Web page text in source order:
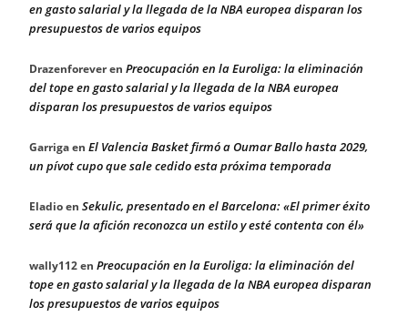
en gasto salarial y la llegada de la NBA europea disparan los
presupuestos de varios equipos
Drazenforeveren Preocupación en la Euroliga: la eliminación
del tope en gasto salarial y la llegada de la NBA europea
disparan los presupuestos de varios equipos
Garrigaen El Valencia Basket firmó a Oumar Ballo hasta 2029,
un pívot cupo que sale cedido esta próxima temporada
Eladioen Sekulic, presentado en el Barcelona: «El primer éxito
será que la afición reconozca un estilo y esté contenta con él»
wally112en Preocupación en la Euroliga: la eliminación del
tope en gasto salarial y la llegada de la NBA europea disparan
los presupuestos de varios equipos